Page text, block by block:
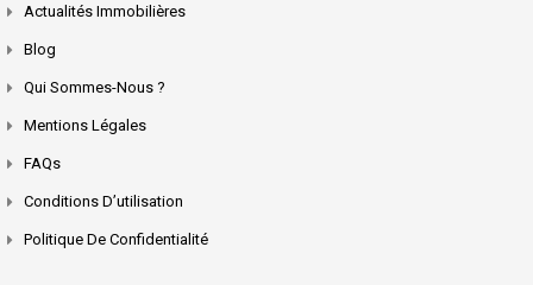
Actualités Immobilières
Blog
Qui Sommes-Nous ?
Mentions Légales
FAQs
Conditions D’utilisation
Politique De Confidentialité